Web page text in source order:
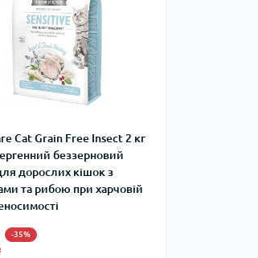
Cat Grain Free Insect 2 кг
беззерновий
дорослих кішок з
та рибою при харчовій
-35%